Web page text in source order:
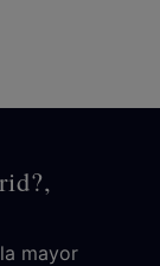
mayor